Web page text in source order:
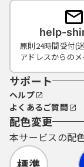
間行わ
て抹消す
（６）構
ド、整理
用）を使
本人がこ
５ 自己
本シス
できなく
help-
原則24時間受付(
アドレスからの
サポート
ヘルプ
よくあるご質問
配色変更
本サービスの配